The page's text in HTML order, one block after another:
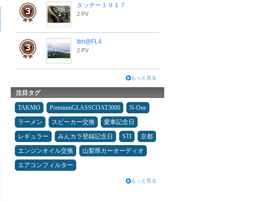
タッチー１９１７
2 PV
ttm@FL4
2 PV
もっと見る
注目タグ
TAKMO PremiumGLASSCOAT3000
N-One
ラーメン
スピーカー交換
愛車記念日
レギュラー
みんカラ登録記念日 STI
京都
エンジンオイル交換
山梨県カーオーディオ
エアコンフィルター
もっと見る